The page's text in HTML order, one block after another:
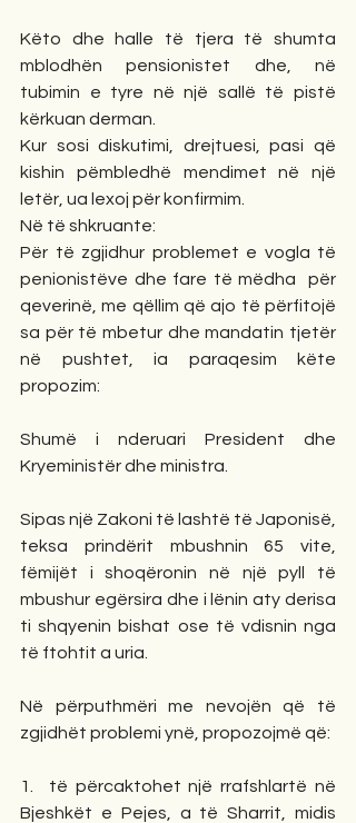
Këto dhe halle të tjera të shumta
mblodhën pensionistet dhe, në
tubimin e tyre në një sallë të pistë
kërkuan derman.
Kur sosi diskutimi, drejtuesi, pasi që
kishin pëmbledhë mendimet në një
letër, ua lexoj për konfirmim.
Në të shkruante:
Për të zgjidhur problemet e vogla të
penionistëve dhe fare të mëdha  për
qeverinë, me qëllim që ajo të përfitojë
sa për të mbetur dhe mandatin tjetër
në pushtet, ia paraqesim këte
propozim:
Shumë i nderuari President dhe
Kryeministër dhe ministra.
Sipas një Zakoni të lashtë të Japonisë,
teksa prindërit mbushnin 65 vite,
fëmijët i shoqëronin në një pyll të
mbushur egërsira dhe i lënin aty derisa
ti shqyenin bishat ose të vdisnin nga
të ftohtit a uria.
Në përputhmëri me nevojën që të
zgjidhët problemi ynë, propozojmë që:
1.  të përcaktohet një rrafshlartë në
Bjeshkët e Pejes, a të Sharrit, midis